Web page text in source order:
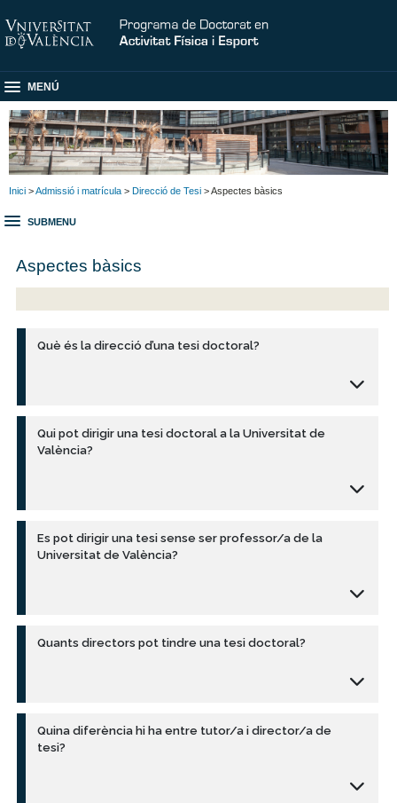
MENÚ
Inici >Admissió i matrícula > Direcció de Tesi > Aspectes bàsics
SUBMENU
Aspectes bàsics
Què és la direcció d’una tesi doctoral?
Qui pot dirigir una tesi doctoral a la Universitat de
València?
Es pot dirigir una tesi sense ser professor/a de la
Universitat de València?
Quants directors pot tindre una tesi doctoral?
Quina diferència hi ha entre tutor/a i director/a de
tesi?